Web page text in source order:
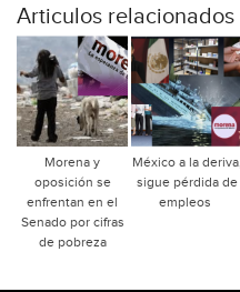
Articulos relacionados
Morena y
oposición se
enfrentan en el
Senado por cifras
de pobreza
México a la deriva,
sigue pérdida de
empleos